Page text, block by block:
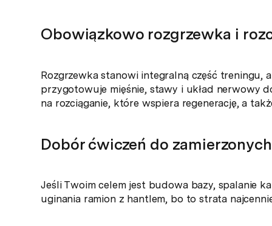
Obowiązkowo rozgrzewka i
Rozgrzewka stanowi integralną część treningu,
przygotowuje mięśnie, stawy i układ nerwowy
na rozciąganie, które wspiera regenerację, a
Dobór ćwiczeń do
Jeśli Twoim celem jest budowa bazy, spalanie
uginania ramion z hantlem, bo to strata